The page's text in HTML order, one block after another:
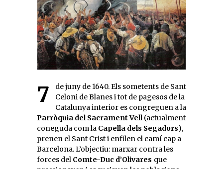
7 de juny de 1640. Els sometents de Sant
Celoni de Blanes i tot de pagesos de la
Catalunya interior es congreguen a la
Parròquia del Sacrament Vell(actualment
coneguda com la Capella dels Segadors),
prenen el Sant Crist i enfilen el camí cap a
Barcelona. L’objectiu: marxar contra les
forces del Comte-Duc d’Olivares que